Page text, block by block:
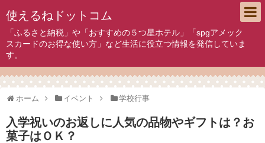
使えるねドットコム
「ふるさと納税」や「おすすめの５つ星ホテル」「spgアメック
スカードのお得な使い方」など生活に役立つ情報を発信していま
す。
ホーム イベント 学校行事
入学祝いのお返しに人気の品物やギフトは？お
菓子はＯＫ？